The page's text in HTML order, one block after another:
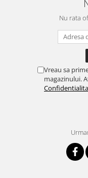
Nu rata
Vreau sa
magazinului.